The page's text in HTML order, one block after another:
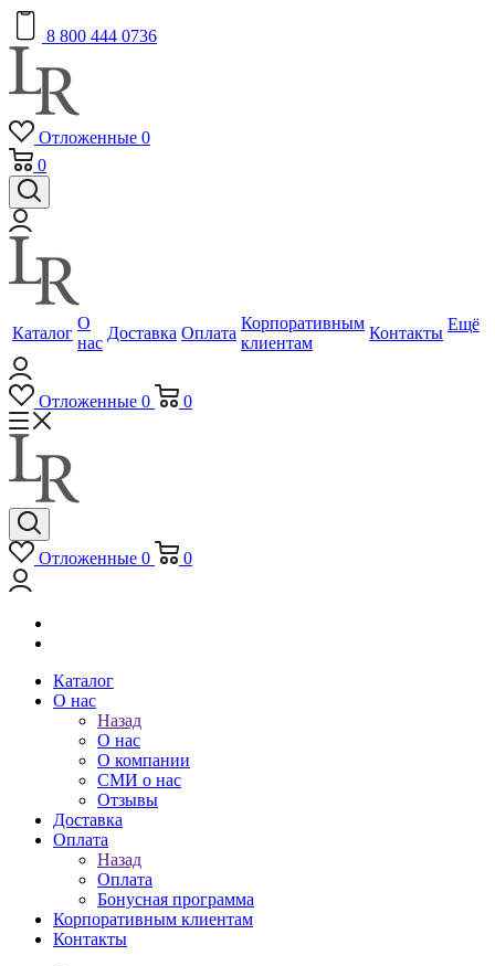
8 800 444 0736
Отложенные 0
0
Каталог
О
нас
Доставка Оплата
Корпоративным
клиентам
Контакты Ещё
Отложенные 0 0
Отложенные 0 0
Каталог
О нас
Назад
О нас
О компании
СМИ о нас
Отзывы
Доставка
Оплата
Назад
Оплата
Бонусная программа
Корпоративным клиентам
Контакты